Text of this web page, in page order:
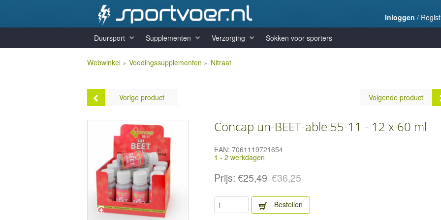
Inloggen /
Duursport Supplementen Verzorging Sokken voor sporters
Webwinkel» Voedingssupplementen » Nitraat
Vorige product
Concap un-BEET-able 55-11
- 1 x 60 ml
Prijs:€2,25
Volgende product
Concap un-BEET-able 55-11 - 12 x 60 ml
EAN:7061119721654
1 - 2 werkdagen
Prijs: €25,49 €36,25
Bestellen